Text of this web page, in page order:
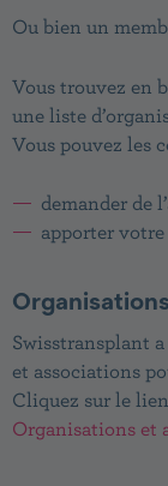
Ou bien un
Vous trouvez en
une liste
Vous pouvez les
demander de
apporter votre
Swisstransplant
et associations
Cliquez sur le
Organisations et